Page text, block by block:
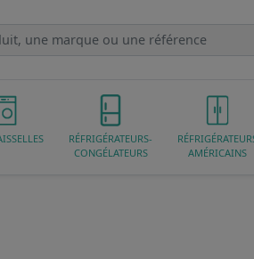
RÉFRIGÉRATEURS-
CONGÉLATEURS
AMÉRICAINS